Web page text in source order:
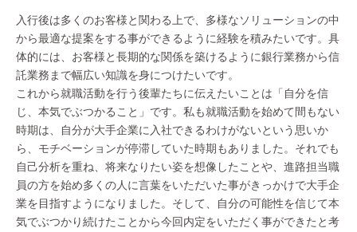
入行後は多くのお客様と関わる上で、多様なソリューションの中
から最適な提案をする事ができるように経験を積みたいです。具
体的には、お客様と長期的な関係を築けるように銀行業務から信
託業務まで幅広い知識を身につけたいです。
これから就職活動を行う後輩たちに伝えたいことは「自分を信
じ、本気でぶつかること」です。私も就職活動を始めて間もない
時期は、自分が大手企業に入社できるわけがないという思いか
ら、モチベーションが停滞していた時期もありました。それでも
自己分析を重ね、将来なりたい姿を想像したことや、進路担当職
員の方を始め多くの人に言葉をいただいた事がきっかけで大手企
業を目指すようになりました。そして、自分の可能性を信じて本
気でぶつかり続けたことから今回内定をいただく事ができたと考